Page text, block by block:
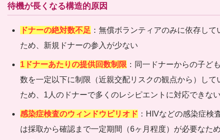
待機が長くなる構造的原因
ドナーの絶対数不足 ：無償ボランティアのみに依存して
ため、新規ドナーの参入が少ない
1ドナーあたりの提供回数制限 ：同一ドナーからの子ど
数を一定以下に制限（近親交配リスクの観点から）して
ため、1人のドナーで多くのレシピエントに対応できな
感染症検査のウィンドウピリオド ：HIVなどの感染症検
は採取から確認まで一定期間（6ヶ月程度）が必要なた